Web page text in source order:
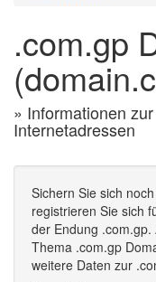
.com.gp
» Informationen
Internetadressen
Sichern Sie sich
registrieren Sie sich
der Endung
Thema .com.gp
weitere Daten zur